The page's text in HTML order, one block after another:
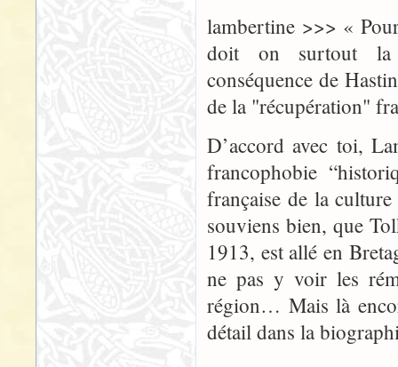
lambertine >>> «
doit on surtout la
conséquence de
de la "récupération"
D’accord avec toi,
francophobie
française de la
souviens bien, que
1913, est allé en
ne pas y voir les
région… Mais là
détail dans la